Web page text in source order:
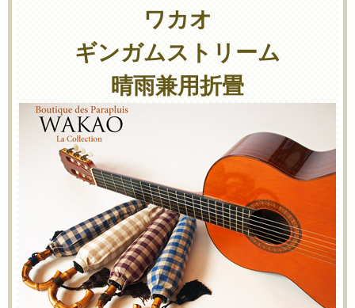
ワカオ
ギンガムストリーム
晴雨兼用折畳